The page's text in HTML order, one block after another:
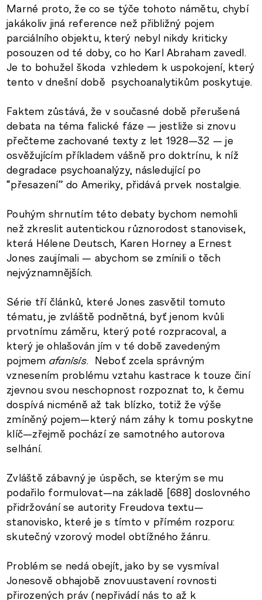
Marné proto, že co se týče tohoto námětu, chybí
jakákoliv jiná reference než přibližný pojem
parciálního objektu, který nebyl nikdy kriticky
posouzen od té doby, co ho Karl Abraham zavedl.
Je to bohužel škoda vzhledem k uspokojení, který
tento v dnešní době psychoanalytikům poskytuje.
Faktem zůstává, že v současné době přerušená
debata na téma falické fáze — jestliže si znovu
přečteme zachované texty z let 1928—32 — je
osvěžujícím příkladem vášně pro doktrínu, k níž
degradace psychoanalýzy, následující po
“přesazení” do Ameriky, přidává prvek nostalgie.
Pouhým shrnutím této debaty bychom nemohli
než zkreslit autentickou různorodost stanovisek,
která Hélene Deutsch, Karen Horney a Ernest
Jones zaujímali — abychom se zmínili o těch
nejvýznamnějších.
Série tří článků, které Jones zasvětil tomuto
tématu, je zvláště podnětná, byť jenom kvůli
prvotnímu záměru, který poté rozpracoval, a
který je ohlašován jím v té době zavedeným
pojmem afanisis. Neboť zcela správným
vznesením problému vztahu kastrace k touze činí
zjevnou svou neschopnost rozpoznat to, k čemu
dospívá nicméně až tak blízko, totiž že výše
zmíněný pojem—který nám záhy k tomu poskytne
klíč—zřejmě pochází ze samotného autorova
selhání.
Zvláště zábavný je úspěch, se kterým se mu
podařilo formulovat—na základě [688] doslovného
přidržování se autority Freudova textu—
stanovisko, které je s tímto v přímém rozporu:
skutečný vzorový model obtížného žánru.
Problém se nedá obejít, jako by se vysmíval
Jonesově obhajobě znovuustavení rovnosti
přirozených práv (nepřivádí nás to až k